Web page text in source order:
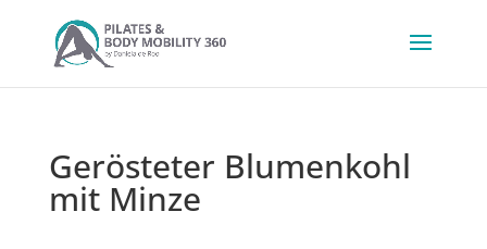
Gerösteter Blumenkohl
mit Minze